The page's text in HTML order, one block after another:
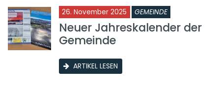
26. November 2025 GEMEINDE
Neuer Jahreskalender der
Gemeinde
ARTIKEL LESEN